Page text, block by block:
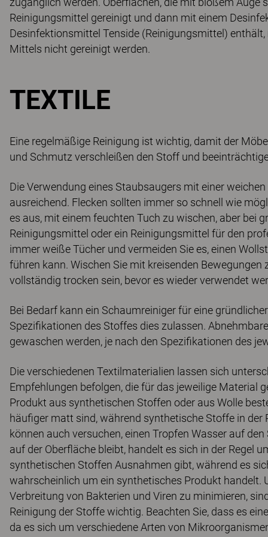
Reinigungsmittel gereinigt und dann mit einem
Desinfektionsmittel Tenside (Reinigungsmittel)
Mittels nicht gereinigt werden.
TEXTILE
Eine regelmäßige Reinigung ist wichtig, damit der
und Schmutz verschleißen den Stoff und
Die Verwendung eines Staubsaugers mit einer
ausreichend. Flecken sollten immer so schnell wie
es aus, mit einem feuchten Tuch zu wischen, aber bei
Reinigungsmittel oder ein Reinigungsmittel für den
immer weiße Tücher und vermeiden Sie es, einen
führen kann. Wischen Sie mit kreisenden
vollständig trocken sein, bevor es wieder verwendet
Bei Bedarf kann ein Schaumreiniger für eine
Spezifikationen des Stoffes dies zulassen.
gewaschen werden, je nach den Spezifikationen des
Die verschiedenen Textilmaterialien lassen sich
Empfehlungen befolgen, die für das jeweilige Material
Produkt aus synthetischen Stoffen oder aus Wolle
häufiger matt sind, während synthetische Stoffe in der
können auch versuchen, einen Tropfen Wasser auf
auf der Oberfläche bleibt, handelt es sich in der Regel
synthetischen Stoffen Ausnahmen gibt, während es
wahrscheinlich um ein synthetisches Produkt handelt.
Verbreitung von Bakterien und Viren zu minimieren,
Reinigung der Stoffe wichtig. Beachten Sie, dass es
da es sich um verschiedene Arten von